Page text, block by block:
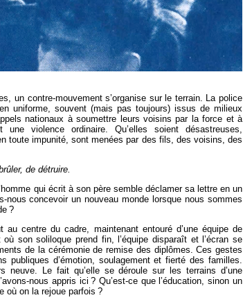
un contre-mouvement s’organise sur le terrain. La police
uniforme, souvent (mais pas toujours) issus de milieux
nationaux à soumettre leurs voisins par la force et à
violence ordinaire. Qu’elles soient désastreuses,
toute impunité, sont menées par des fils, des voisins, des
de détruire.
qui écrit à son père semble déclamer sa lettre en un
nous concevoir un nouveau monde lorsque nous sommes
?
centre du cadre, maintenant entouré d’une équipe de
son soliloque prend fin, l’équipe disparaît et l’écran se
de la cérémonie de remise des diplômes. Ces gestes
d’émotion, soulagement et fierté des familles.
neuve. Le fait qu’elle se déroule sur les terrains d’une
nous appris ici ? Qu’est-ce que l’éducation, sinon un
où on la rejoue parfois ?